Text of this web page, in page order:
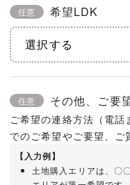
任意 希望LDK
任意 その他、ご要
ご希望の連絡方法（電
でのご希望やご要望、ご
【入力例】
土地購入エリアは、〇